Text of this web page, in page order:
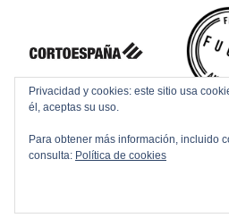
Privacidad y cookies: este sitio usa
él, aceptas su uso.
Para obtener más información, incluido
consulta: Política de cookies